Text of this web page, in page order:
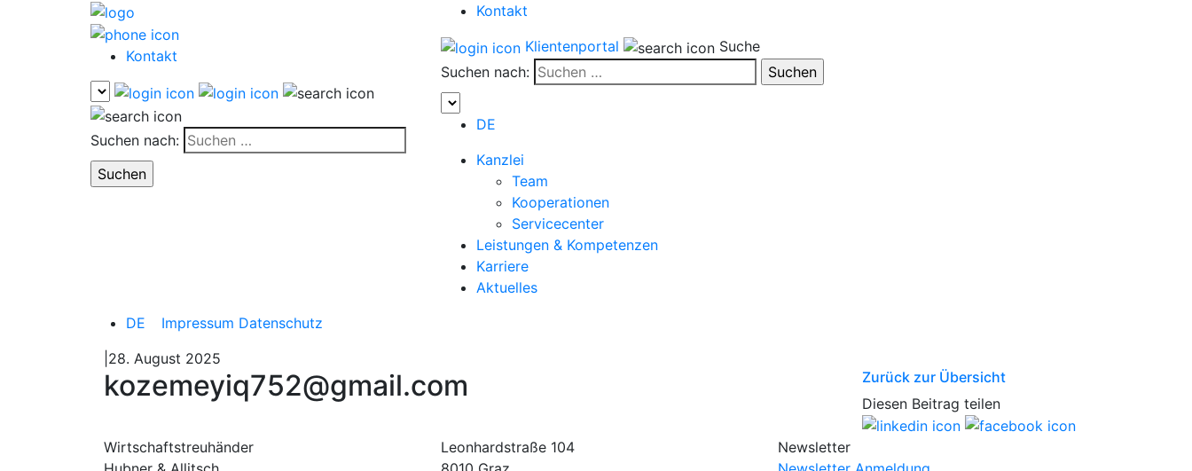
Kontakt
Suchen nach:
Kontakt
Klientenportal
Suche
Suchen nach:
DE
Kanzlei
Team
Kooperationen
Servicecenter
Leistungen & Kompetenzen
Karriere
Aktuelles
DE
Impressum Datenschutz
|28. August 2025
kozemeyiq752@gmail.com
Zurück zur Übersicht
Diesen Beitrag teilen
Wirtschaftstreuhänder
Leonhardstraße 104
Newsletter